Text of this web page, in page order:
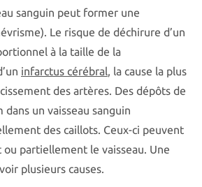
sanguin peut former une
Le risque de déchirure d’un
à la taille de la
infarctus cérébral, la cause la plus
des artères. Des dépôts de
dans un vaisseau sanguin
des caillots. Ceux-ci peuvent
partiellement le vaisseau. Une
plusieurs causes.